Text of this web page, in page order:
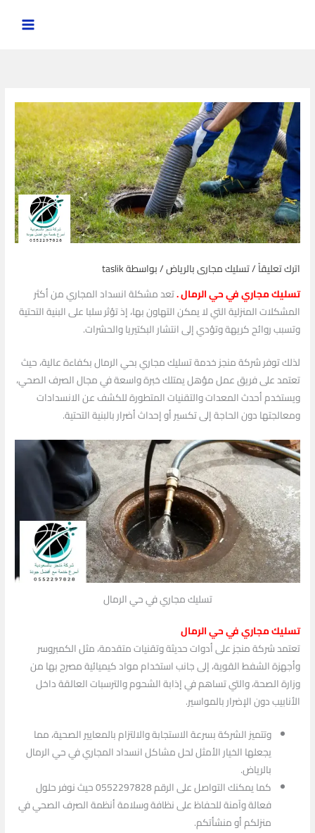
اترك تعليقاً/تسليك مجارى بالرياض/ بواسطةtaslik
تسليك مجاري في حي الرمال .تعد مشكلة انسداد المجاري من أكثر
المشكلات المنزلية التي لا يمكن التهاون بها، إذ تؤثر سلبا على البنية التحتية
وتسبب روائح كريهة وتؤدي إلى انتشار البكتيريا والحشرات.
لذلك توفر شركة منجز خدمة تسليك مجاري بحي الرمال بكفاءة عالية، حيث
تعتمد على فريق عمل مؤهل يمتلك خبرة واسعة في مجال الصرف الصحي،
ويستخدم أحدث المعدات والتقنيات المتطورة للكشف عن الانسدادات
ومعالجتها دون الحاجة إلى تكسير أو إحداث أضرار بالبنية التحتية.
تسليك مجاري في حي الرمال
تسليك مجاري في حي الرمال
تعتمد شركة منجز على أدوات حديثة وتقنيات متقدمة، مثل الكمبروسر
وأجهزة الشفط القوية، إلى جانب استخدام مواد كيميائية مصرح بها من
وزارة الصحة، والتي تساهم في إذابة الشحوم والترسبات العالقة داخل
الأنابيب دون الإضرار بالمواسير.
وتتميز الشركة بسرعة الاستجابة والالتزام بالمعايير الصحية، مما
يجعلها الخيار الأمثل لحل مشاكل انسداد المجاري في حي الرمال
بالرياض.
كما يمكنك التواصل على الرقم 0552297828 حيث نوفر حلول
فعالة وآمنة للحفاظ على نظافة وسلامة أنظمة الصرف الصحي في
منزلكم أو منشأتكم.